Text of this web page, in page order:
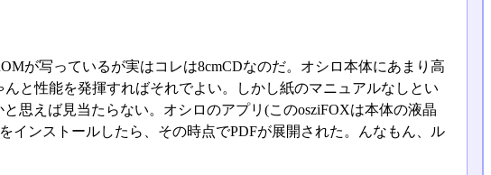
が写っているが実はコレは8cmCDなのだ。オシロ本体にあまり高
と性能を発揮すればそれでよい。しかし紙のマニュアルなしとい
思えば見当たらない。オシロのアプリ(このosziFOXは本体の液晶
インストールしたら、その時点でPDFが展開された。んなもん、ル